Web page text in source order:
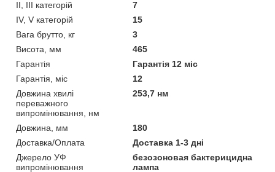
II, III категорій
7
IV, V категорій
15
Вага брутто, кг
3
Висота, мм
465
Гарантія
Гарантія 12 міс
Гарантія, міс
12
Довжина хвилі
переважного
випромінювання, нм
253,7 нм
Довжина, мм
180
Доставка/Оплата
Доставка 1-3 дні
Джерело УФ
випромінювання
безозоновая бактерицидна
лампа